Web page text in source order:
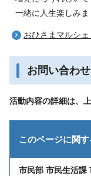
一緒に人生楽しみま
おひさまマルシェ
お問い合わせ
活動内容の詳細は、
このページに関す
市民部 市民生活課